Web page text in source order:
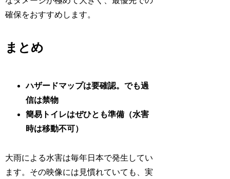
確保をおすすめします。
まとめ
ハザードマップは要確認。でも過
信は禁物
簡易トイレはぜひとも準備（水害
時は移動不可）
大雨による水害は毎年日本で発生してい
ます。その映像には見慣れていても、実